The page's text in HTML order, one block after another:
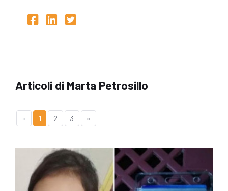
Articoli di Marta Petrosillo
« 1 2 3 »